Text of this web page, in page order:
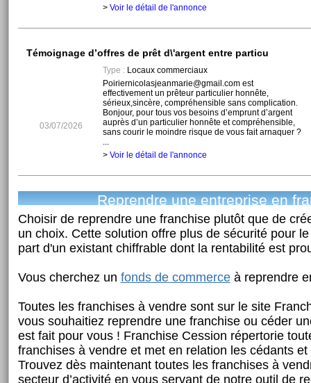
> Voir le détail de l'annonce
Témoignage d’offres de prêt d\'argent entre particu
03/07/2026
Type :Locaux commerciaux
Poiriernicolasjeanmarie@gmail.com est
effectivement un prêteur particulier honnête,
sérieux,sincère, compréhensible sans complication.
Bonjour, pour tous vos besoins d’emprunt d’argent
auprès d’un particulier honnête et compréhensible,
sans courir le moindre risque de vous fait arnaquer ?
...
> Voir le détail de l'annonce
Reprendre une entreprise en
Choisir de reprendre une franchise plutôt que de
un choix. Cette solution offre plus de sécurité pour
part d'un existant chiffrable dont la rentabilité est
Vous cherchez un fonds de commerceà reprendre
Toutes les franchises à vendre sont sur le site
vous souhaitiez reprendre une franchise ou céder
est fait pour vous ! Franchise Cession répertorie
franchises à vendre et met en relation les cédants
Trouvez dès maintenant toutes les franchises à
secteur d’activité en vous servant de notre outil de